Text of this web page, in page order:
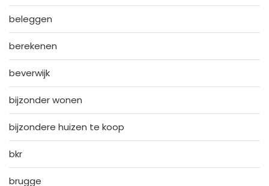
beleggen
berekenen
beverwijk
bijzonder wonen
bijzondere huizen te koop
bkr
brugge